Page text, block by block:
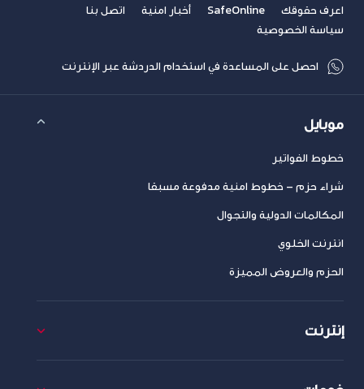
اعرف حقوقك
SafeOnline أخبار امنية
اتصل بنا
سياسة الخصوصية
احصل على المساعدة في استخدام الدردشة عبر الإنترنت
موبايل
خطوط الفواتير
شراء حزم – خطوط امنية مدفوعة مسبقا
المكالمات الدولية والتجوال
انترنت الخلوي
الحزم والعروض المميزة
إنترنت